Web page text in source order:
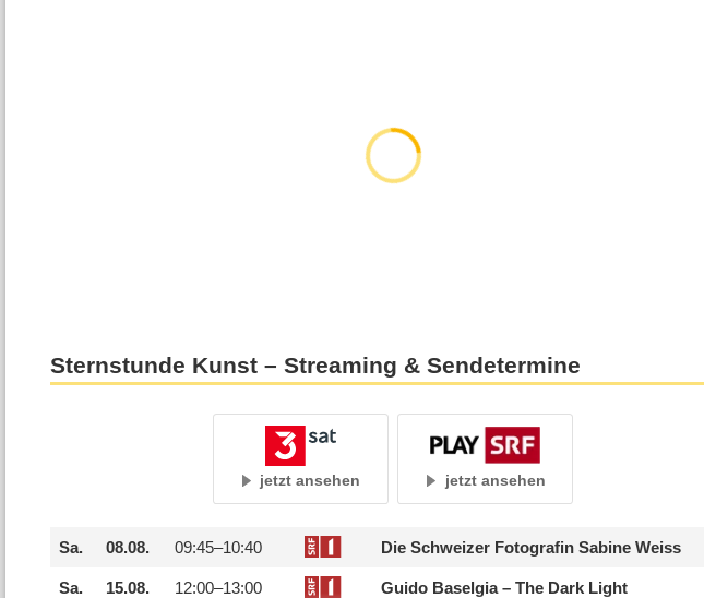
Sternstunde Kunst – Streaming & Sendetermine
jetzt ansehen jetzt ansehen
Sa. 08.08. 09:45–10:40 Die Schweizer Fotografin Sabine Weiss
Sa. 15.08. 12:00–13:00 Guido Baselgia – The Dark Light